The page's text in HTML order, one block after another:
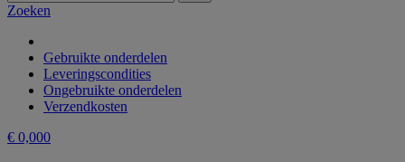
Zoeken
Gebruikte onderdelen
Leveringscondities
Ongebruikte onderdelen
Verzendkosten
€ 0,000